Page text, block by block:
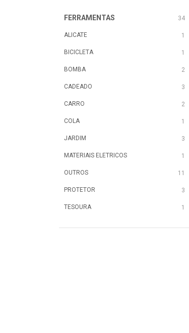
FERRAMENTAS 34
ALICATE 1
BICICLETA 1
BOMBA 2
CADEADO 3
CARRO 2
COLA 1
JARDIM 3
MATERIAIS ELETRICOS 1
OUTROS 11
PROTETOR 3
TESOURA 1